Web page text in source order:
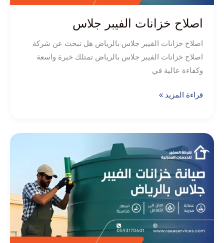
اصلاح خزانات الفيبر جلاس
اصلاح خزانات الفيبر جلاس بالرياض هل تبحث عن شركة
اصلاح خزانات الفيبر جلاس بالرياض تمتلك خبرة واسعة
وكفاءة عالية في
قراءة المزيد »
خزانات
الفيبر
جلاس
بالرياض